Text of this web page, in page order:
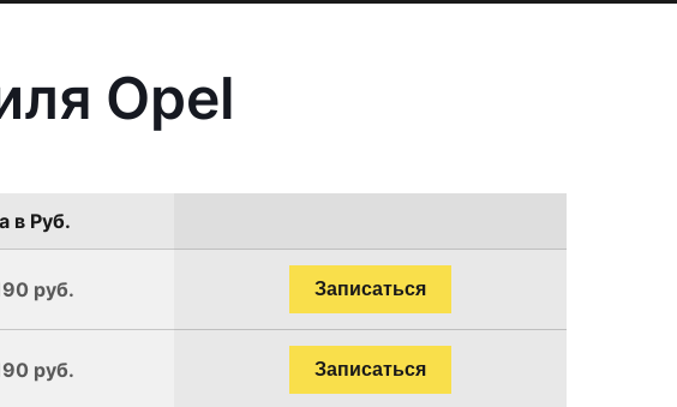
Opel
в Руб.
руб. Записаться
руб. Записаться